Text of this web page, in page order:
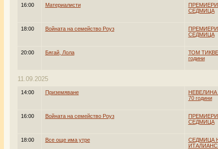
16:00 Материалисти
СЕДМИЦА
18:00 Войната на семейство Роуз
СЕДМИЦА
20:00 Бягай, Лола
ТОМ
години
11.09.2025
14:00 Приземяване
70 години
16:00 Войната на семейство Роуз
СЕДМИЦА
18:00 Все още има утре
СЕДМИЦА